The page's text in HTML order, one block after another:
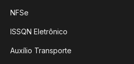
NFSe
ISSQN Eletrônico
Auxílio Transporte